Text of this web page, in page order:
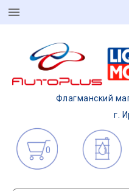
Флагманский
г.
0